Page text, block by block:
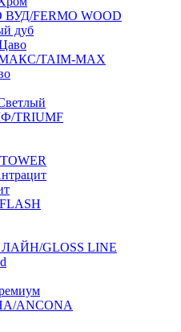
ВУД/FERMO WOOD
дуб
МАКС/TAIM-MAX
TRIUMF
ЛАЙН/GLOSS LINE
ANCONA